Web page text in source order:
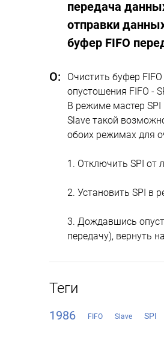
передача
отправки
буфер FIFO
Очистить буфер
опустошения FIFO -
В режиме мастер
Slave такой
обоих режимах для
1. Отключить SPI от
2. Установить SPI в
3. Дождавшись
передачу), вернуть
Теги
1986 FIFO Slave SPI